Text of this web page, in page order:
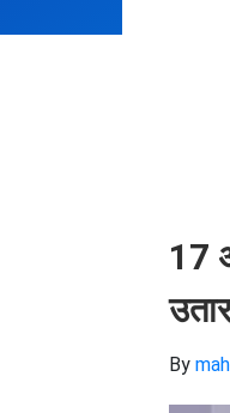
17
By